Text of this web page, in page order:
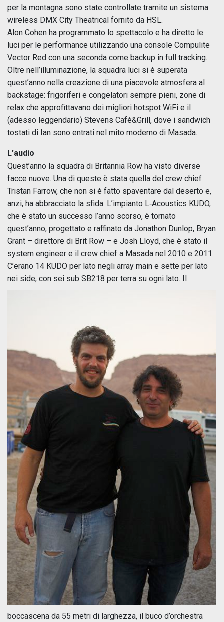
per la montagna sono state controllate tramite un sistema
wireless DMX City Theatrical fornito da HSL.
Alon Cohen ha programmato lo spettacolo e ha diretto le
luci per le performance utilizzando una console Compulite
Vector Red con una seconda come backup in full tracking.
Oltre nell’illuminazione, la squadra luci si è superata
quest’anno nella creazione di una piacevole atmosfera al
backstage: frigoriferi e congelatori sempre pieni, zone di
relax che approfittavano dei migliori hotspot WiFi e il
(adesso leggendario) Stevens Café&Grill, dove i sandwich
tostati di Ian sono entrati nel mito moderno di Masada.
L’audio
Quest’anno la squadra di Britannia Row ha visto diverse
facce nuove. Una di queste è stata quella del crew chief
Tristan Farrow, che non si è fatto spaventare dal deserto e,
anzi, ha abbracciato la sfida. L’impianto L‑Acoustics KUDO,
che è stato un successo l’anno scorso, è tornato
quest’anno, progettato e raffinato da Jonathon Dunlop, Bryan
Grant – direttore di Brit Row – e Josh Lloyd, che è stato il
system engineer e il crew chief a Masada nel 2010 e 2011.
C’erano 14 KUDO per lato negli array main e sette per lato
nei side, con sei sub SB218 per terra su ogni lato. Il
boccascena da 55 metri di larghezza, il buco d’orchestra